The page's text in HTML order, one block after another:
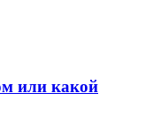
или какой